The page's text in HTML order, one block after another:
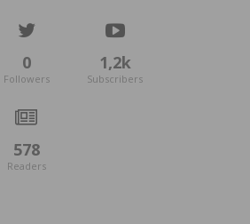
0
Followers
1,2k
Subscribers
578
Readers